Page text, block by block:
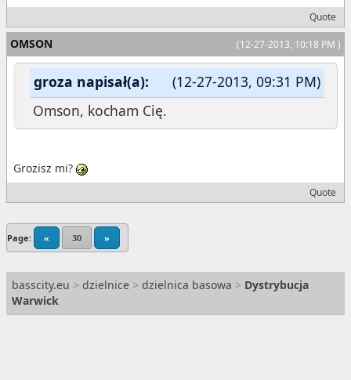
Quote
(12-27-2013, 10:18 PM )
OMSON
(12-27-2013, 09:31 PM)
groza napisał(a):
Omson, kocham Cię.
Grozisz mi?
Quote
Page: « 30 »
basscity.eu > dzielnice > dzielnica basowa > Dystrybucja
Warwick